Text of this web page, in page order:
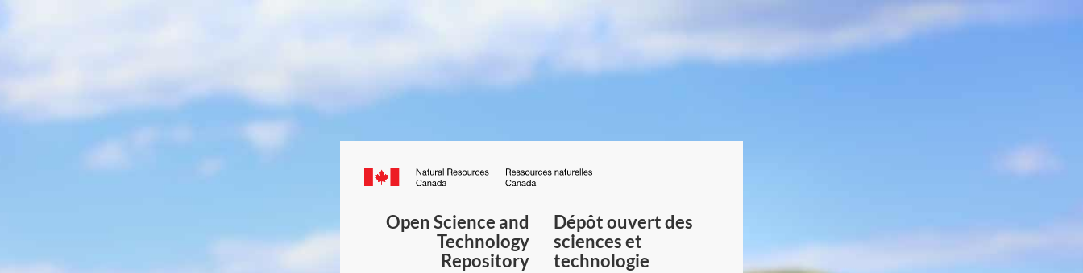
Canada.ca
du
Canada
Open Science and
Technology
Repository
Dépôt ouvert des
sciences et
technologie